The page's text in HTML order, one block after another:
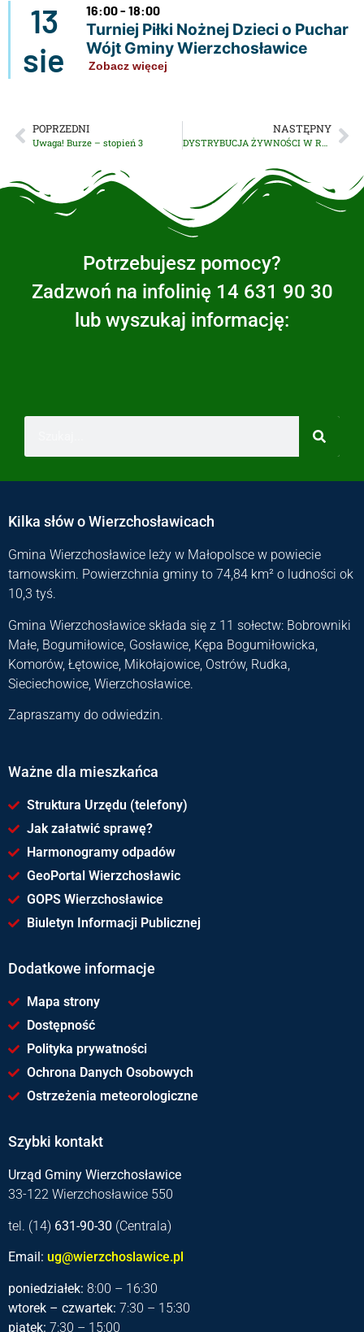
13
sie
16:00 - 18:00
Turniej Piłki Nożnej Dzieci o Puchar
Wójt Gminy Wierzchosławice
Zobacz więcej
POPRZEDNI
Uwaga! Burze – stopień 3
NASTĘPNY
DYSTRYBUCJA ŻYWNOŚCI W RAMACH FE
Potrzebujesz pomocy?
Zadzwoń na infolinię 14 631 90 30
lub wyszukaj informację:
Kilka słów o Wierzchosławicach
Gmina Wierzchosławice leży w Małopolsce w powiecie
tarnowskim. Powierzchnia gminy to 74,84 km² o ludności ok
10,3 tyś.
Gmina Wierzchosławice składa się z 11 sołectw: Bobrowniki
Małe, Bogumiłowice, Gosławice, Kępa Bogumiłowicka,
Komorów, Łętowice, Mikołajowice, Ostrów, Rudka,
Sieciechowice, Wierzchosławice.
Zapraszamy do odwiedzin.
Ważne dla mieszkańca
Struktura Urzędu (telefony)
Jak załatwić sprawę?
Harmonogramy odpadów
GeoPortal Wierzchosławic
GOPS Wierzchosławice
Biuletyn Informacji Publicznej
Dodatkowe informacje
Mapa strony
Dostępność
Polityka prywatności
Ochrona Danych Osobowych
Ostrzeżenia meteorologiczne
Szybki kontakt
Urząd Gminy Wierzchosławice
33-122 Wierzchosławice 550
tel. (14) 631-90-30 (Centrala)
Email: ug@wierzchoslawice.pl
poniedziałek: 8:00 – 16:30
wtorek – czwartek: 7:30 – 15:30
piątek: 7:30 – 15:00